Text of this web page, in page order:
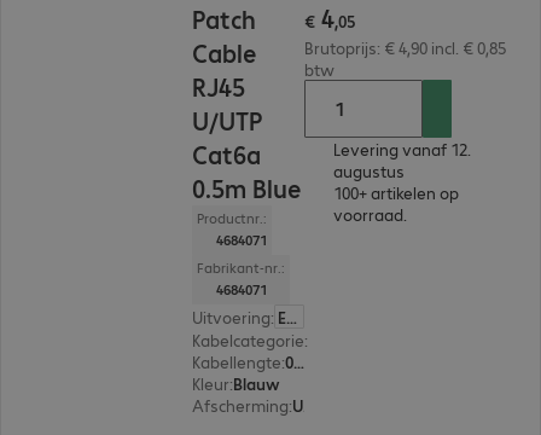
Patch
Cable
RJ45
U/UTP
Cat6a
0.5m Blue
Productnr.:
4684071
Fabrikant-nr.:
4684071
Uitvoering: Europa
Kabelcategorie:
Kabellengte: 0,5 m
Kleur:Blauw
Afscherming: U/UTP
€ 4,05
Brutoprijs: € 4,90 incl. € 0,85
btw
Levering vanaf 12.
augustus
100+ artikelen op
voorraad.